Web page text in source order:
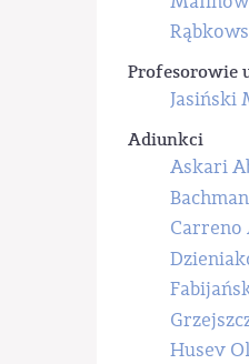
Profesorowie
Jasiński
Adiunkci
Askari
Husev